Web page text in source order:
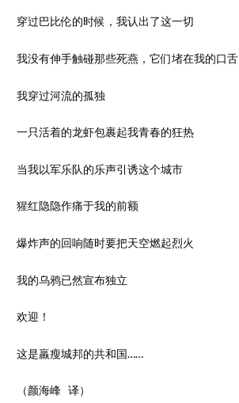
穿过巴比伦的时候，我认出了这一切
我没有伸手触碰那些死燕，它们堵在我的口舌
我穿过河流的孤独
一只活着的龙虾包裹起我青春的狂热
当我以军乐队的乐声引诱这个城市
猩红隐隐作痛于我的前额
爆炸声的回响随时要把天空燃起烈火
我的乌鸦已然宣布独立
欢迎！
这是羸瘦城邦的共和国……
（颜海峰 译）